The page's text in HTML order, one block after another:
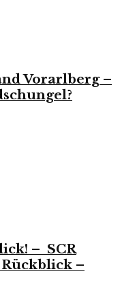
Vorarlberg –
– SCR
–